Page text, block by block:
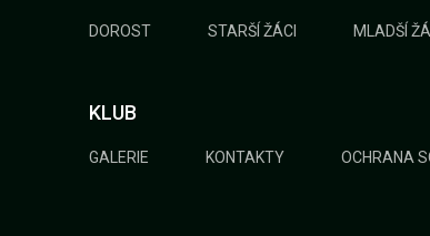
DOROST STARŠÍ ŽÁCI MLADŠÍ
KLUB
GALERIE KONTAKTY OCHRANA